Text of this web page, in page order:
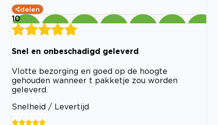
delen
10
Snel en onbeschadigd geleverd
Vlotte bezorging en goed op de hoogte
gehouden wanneer t pakketje zou worden
geleverd.
Snelheid / Levertijd